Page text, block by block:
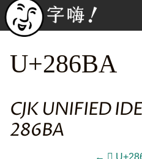
U+286BA
CJK UNIFIED
286BA
← 𨚹